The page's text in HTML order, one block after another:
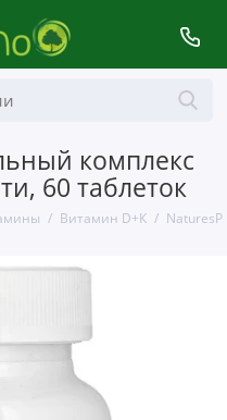
комплекс
60 таблеток
Витамин D+К